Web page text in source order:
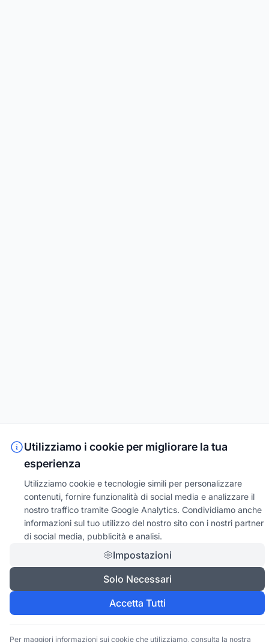
Utilizziamo i cookie per migliorare la tua
esperienza
Utilizziamo cookie e tecnologie simili per personalizzare
contenuti, fornire funzionalità di social media e analizzare il
nostro traffico tramite Google Analytics. Condividiamo anche
informazioni sul tuo utilizzo del nostro sito con i nostri partner
di social media, pubblicità e analisi.
Impostazioni
Solo Necessari
Accetta Tutti
Per maggiori informazioni sui cookie che utilizziamo, consulta la nostra